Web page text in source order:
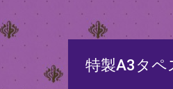
特製A3タペ